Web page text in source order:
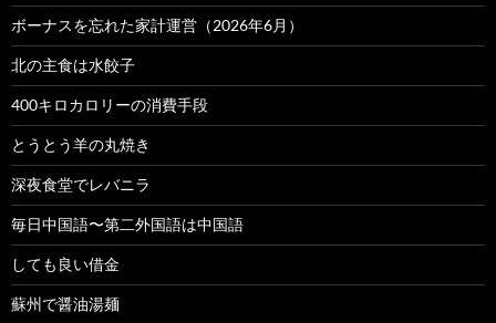
ボーナスを忘れた家計運営（2026年6月）
北の主食は水餃子
400キロカロリーの消費手段
とうとう羊の丸焼き
深夜食堂でレバニラ
毎日中国語〜第二外国語は中国語
しても良い借金
蘇州で醤油湯麺